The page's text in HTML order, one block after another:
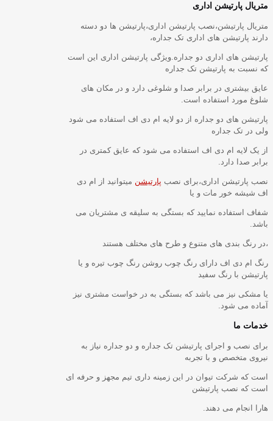
متریال پارتیشن اداری
متریال پارتیشن،نصب پارتیشن اداری،پارتیشن ها دو دسته
دارند پارتیشن های اداری تک جداره،
پارتیشن های اداری دو جداره.ویژگی پارتیشن اداری این است
که نسبت به پارتیشن تک جداره
عایق بیشتری در برابر صدا و شلوغی دارد و در مکان های
شلوغ مورد استفاده است.
پارتیشن های دو جداره از دو لایه ام دی اف استفاده می شود
ولی در تک جداره
از یک لایه ام دی اف استفاده می شود که عایق کمتری در
برابر صدا دارد.
نصب پارتیشن اداری،برای نصب پارتیشن میتوانید از ام دی
اف شیشه خور مات و یا
شفاف استفاده نمایید که بستگی به سلیقه ی مشتریان می
باشد.
،در رنگ بندی های متنوع و طرح های مختلف هستند
رنگ ام دی اف دارای رنگ چوب روشن رنگ چوب تیره و یا
پارتیشن با رنگ سفید
یا مشکی نیز می باشد که بستگی به در خواست مشتری نیز
آماده می شود.
خدمات ما
برای نصب و اجرای پارتیشن تک جداره و دو جداره نیاز به
نیروی متخصص و با تجربه
است که شرکت تیوان در این زمینه داری تیم مجهز و حرفه ای
است که نصب پارتیشن
هارا انجام می دهند.